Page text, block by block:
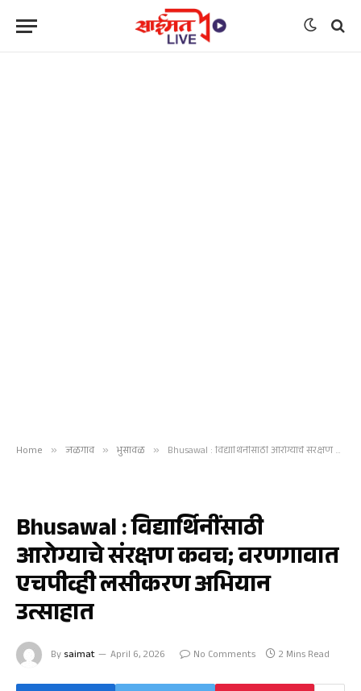
Home » जळगाव » भुसावळ » Bhusawal : विद्यार्थिनींसाठी आरोग्याचे संरक्षण कवच; वरणगावात एचपीव्ही लसीकरण अभियान उत्साहात
Bhusawal : विद्यार्थिनींसाठी
आरोग्याचे संरक्षण कवच; वरणगावात
एचपीव्ही लसीकरण अभियान
उत्साहात
By saimat April 6, 2026 No Comments 2 Mins Read